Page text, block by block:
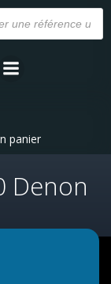
panier
Denon